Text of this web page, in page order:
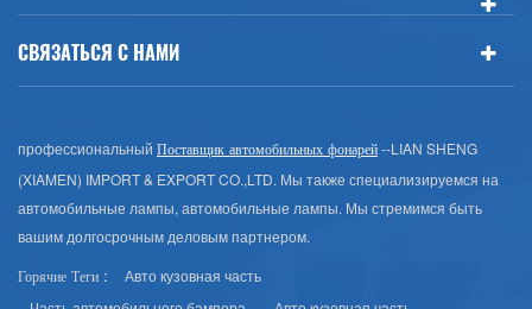
СВЯЗАТЬСЯ С НАМИ
профессиональный Поставщик автомобильных фонарей--LIAN SHENG
(XIAMEN) IMPORT & EXPORT CO.,LTD. Мы также специализируемся на
автомобильные лампы, автомобильные лампы. Мы стремимся быть
вашим долгосрочным деловым партнером.
Горячие Теги :
Авто кузовная часть